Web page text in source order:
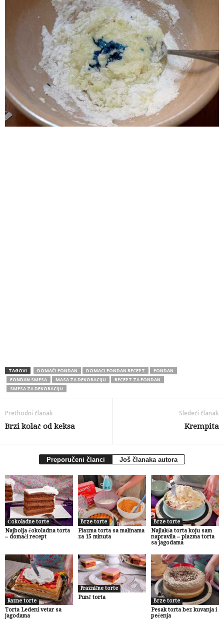
TAGOVI DOMAĆI FONDAN DOMACI FONDAN RECEPT
FONDAN
FONDAN SMESA
MASA ZA DEKORACIJU
RECEPT ZA FONDAN
SMESA ZA DEKORACIJU
Prethodni članak
Brzi kolač od keksa
Sledeći članak
Krempita
Preporučeni članci Još članaka autora
Čokoladne torte
Najbolja čokoladna torta
– domaći recept
Brze torte
Plazma torta sa malinama
za 15 minuta
Brze torte
Najlakša torta koju sam
napravila – plazma torta
sa jagodama
Razne torte
Torta Ledeni vetar sa
jagodama
Praznične torte
Punč torta
Brze torte
Pesak torta bez kuvanja i
pečenja